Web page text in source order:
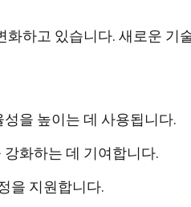
화하고 있습니다. 새로운 기
을 높이는 데 사용됩니다.
화하는 데 기여합니다.
을 지원합니다.